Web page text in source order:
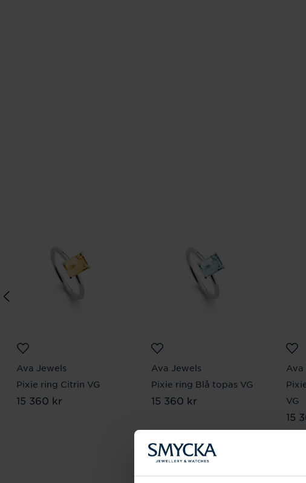
Ava Jewels
Pixie ring Citrin VG
Pris:15 360 kr
15 360 kr
Ava Jewels
Pixie ring Blå topas VG
Pris:15 360 kr
15 360 kr
Ava
VG
Pris
15